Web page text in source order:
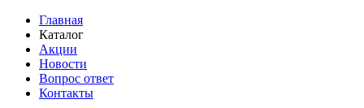
Главная
Каталог
Акции
Новости
Вопрос ответ
Контакты